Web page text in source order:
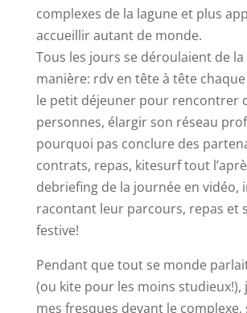
complexes de la lagune et plus
accueillir autant de monde.
Tous les jours se déroulaient de
manière: rdv en tête à tête
le petit déjeuner pour rencontrer
personnes, élargir son réseau
pourquoi pas conclure des
contrats, repas, kitesurf tout
debriefing de la journée en vidéo,
racontant leur parcours, repas et
festive!
Pendant que tout se monde
(ou kite pour les moins studieux!),
mes fresques devant le